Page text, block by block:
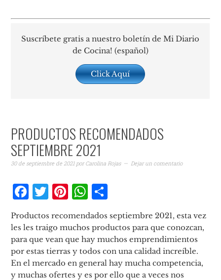
Suscríbete gratis a nuestro boletín de Mi Diario
de Cocina! (español)
Click Aquí
PRODUCTOS RECOMENDADOS
SEPTIEMBRE 2021
30 de septiembre de 2021porCarolina Rojas Dejar un comentario
Facebook
Twitter
Pinterest
WhatsApp
Productos recomendados septiembre 2021, esta vez
les les traigo muchos productos para que conozcan,
para que vean que hay muchos emprendimientos
por estas tierras y todos con una calidad increíble.
En el mercado en general hay mucha competencia,
y muchas ofertes y es por ello que a veces nos